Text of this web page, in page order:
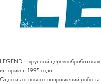
LEGEND – крупный
историю с 1995 года.
Одно из основных направлений работы